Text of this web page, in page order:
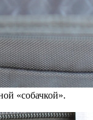
«собачкой».